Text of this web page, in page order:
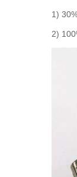
1)
2)